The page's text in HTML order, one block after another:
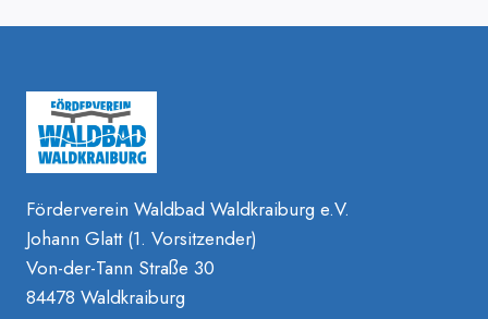
Förderverein Waldbad Waldkraiburg e.V.
Johann Glatt (1. Vorsitzender)
Von-der-Tann Straße 30
84478 Waldkraiburg